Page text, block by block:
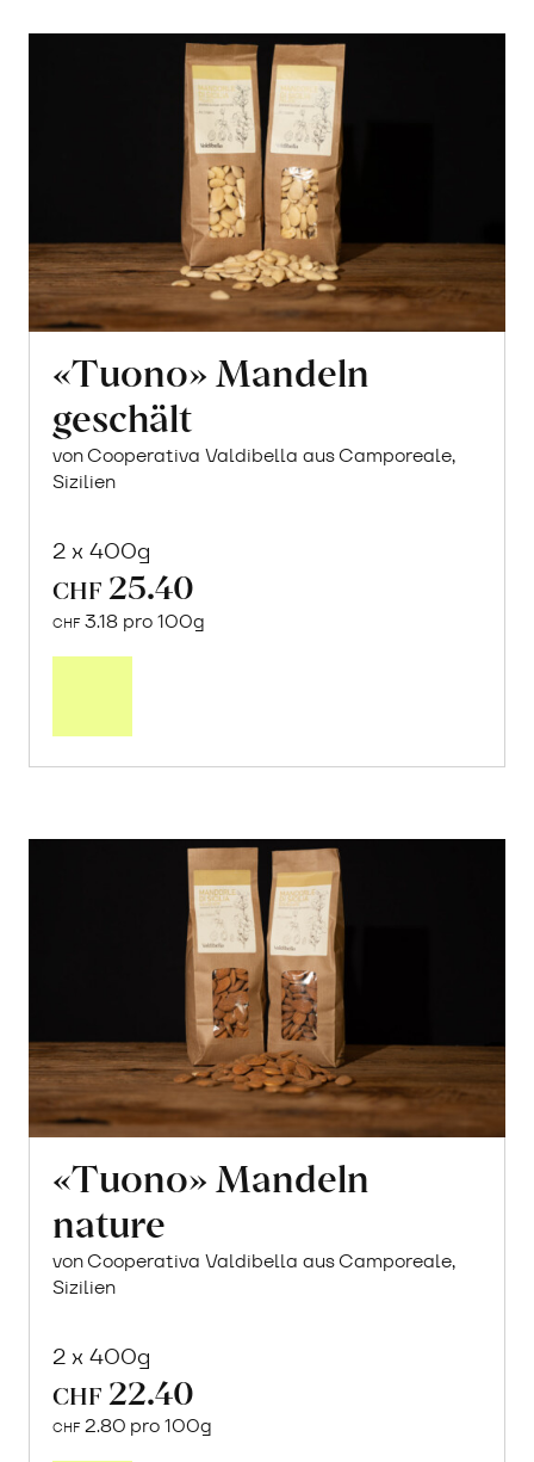
«Tuono» Mandeln
geschält
von Cooperativa Valdibella aus Camporeale,
Sizilien
2 x 400g
CHF 25.40
CHF 3.18 pro 100g
«Tuono» Mandeln
nature
von Cooperativa Valdibella aus Camporeale,
Sizilien
2 x 400g
CHF 22.40
CHF 2.80 pro 100g